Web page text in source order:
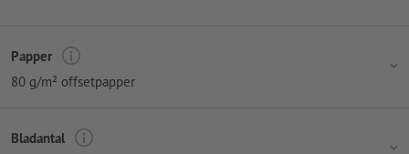
Papper
80 g/m² offsetpapper
Bladantal